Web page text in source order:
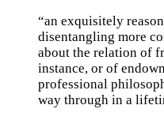
“an exquisitely
disentangling more
about the relation of
instance, or of
professional
way through in a